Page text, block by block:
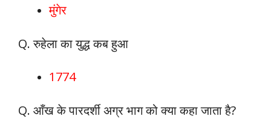
मुंगेर
Q. रुहेला का युद्ध कब हुआ
1774
Q. आँख के पारदर्शी अग्र भाग को क्या कहा जाता है?